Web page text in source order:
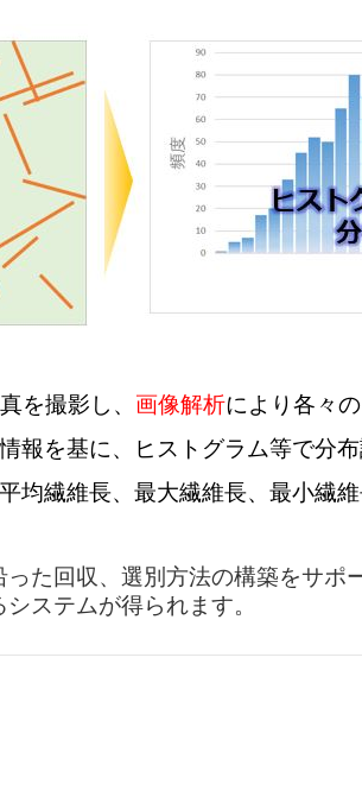
を撮影し、 画像解析により各々
報を基に、ヒストグラム等で分布
均繊維長、最大繊維長、最小繊維
た回収、 選別方法の構築をサポ
ステムが得られます。